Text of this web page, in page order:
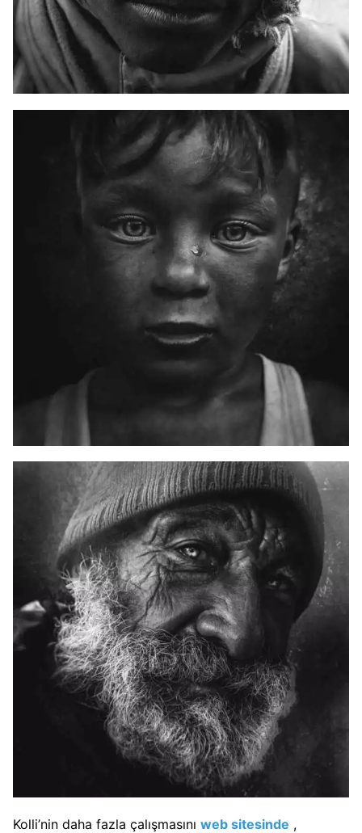
Kolli’nin daha fazla çalışmasını web sitesinde ,